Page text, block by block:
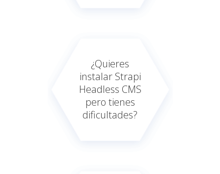
¿Quieres
instalar Strapi
Headless CMS
pero tienes
dificultades?